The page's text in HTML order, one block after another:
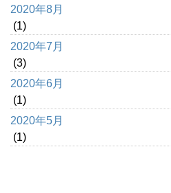
2020年8月
(1)
2020年7月
(3)
2020年6月
(1)
2020年5月
(1)